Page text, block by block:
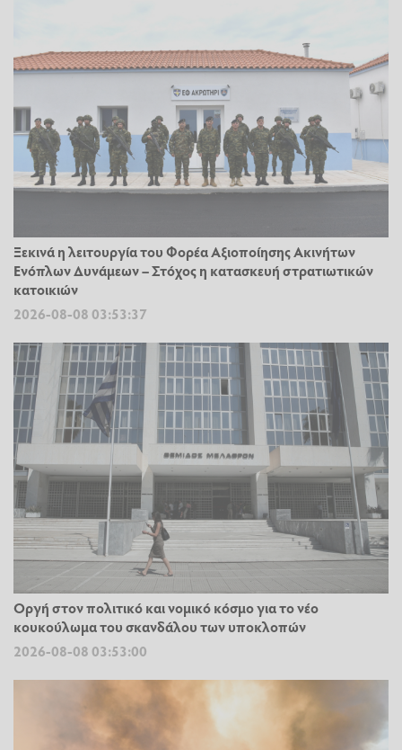
Ξεκινά η λειτουργία του Φορέα Αξιοποίησης Ακινήτων
Ενόπλων Δυνάμεων – Στόχος η κατασκευή στρατιωτικών
κατοικιών
2026-08-08 03:53:37
Οργή στον πολιτικό και νομικό κόσμο για το νέο
κουκούλωμα του σκανδάλου των υποκλοπών
2026-08-08 03:53:00